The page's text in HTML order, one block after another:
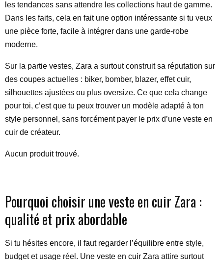
les tendances sans attendre les collections haut de gamme.
Dans les faits, cela en fait une option intéressante si tu veux
une pièce forte, facile à intégrer dans une garde-robe
moderne.
Sur la partie vestes, Zara a surtout construit sa réputation sur
des coupes actuelles : biker, bomber, blazer, effet cuir,
silhouettes ajustées ou plus oversize. Ce que cela change
pour toi, c’est que tu peux trouver un modèle adapté à ton
style personnel, sans forcément payer le prix d’une veste en
cuir de créateur.
Aucun produit trouvé.
Pourquoi choisir une veste en cuir Zara :
qualité et prix abordable
Si tu hésites encore, il faut regarder l’équilibre entre style,
budget et usage réel. Une veste en cuir Zara attire surtout